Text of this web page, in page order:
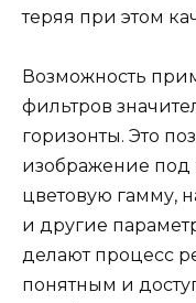
теряя при этом
Возможность
фильтров
горизонты. Это
изображение под
цветовую гамму,
и другие
делают процесс
понятным и